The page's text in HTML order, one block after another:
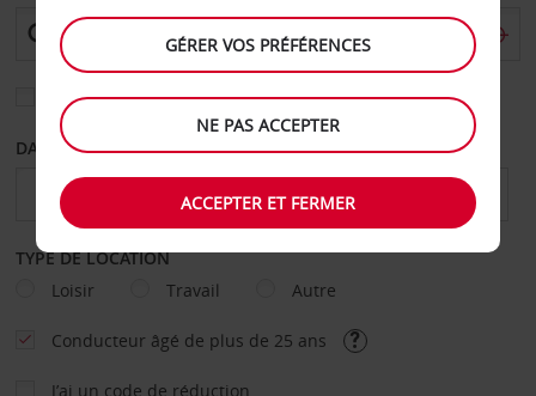
Sélectionnez une autre agence de retour
DATE DE DÉPART DATE DE RETOUR
TYPE DE LOCATION
Loisir
Travail Autre
Conducteur âgé de plus de 25 ans
J’ai un code de réduction
GÉRER VOS PRÉFÉRENCES
NE PAS ACCEPTER
ACCEPTER ET FERMER